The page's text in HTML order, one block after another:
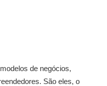
de negócios,
São eles, o